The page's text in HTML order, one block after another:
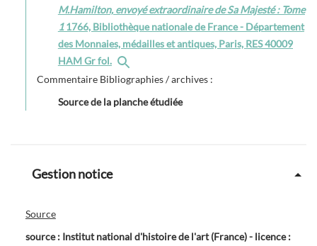
M.Hamilton, envoyé extraordinaire de Sa Majesté : Tome
11766, Bibliothèque nationale de France - Département
des Monnaies, médailles et antiques, Paris, RES 40009
HAM Gr fol.
Commentaire Bibliographies / archives :
Source de la planche étudiée
Gestion notice
Source
source : Institut national d'histoire de l'art (France) - licence :